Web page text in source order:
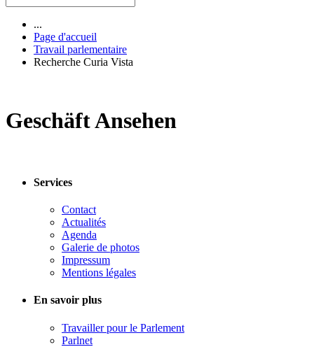
...
Page d'accueil
Travail parlementaire
Recherche Curia Vista
Geschäft Ansehen
Services
Contact
Actualités
Agenda
Galerie de photos
Impressum
Mentions légales
En savoir plus
Travailler pour le Parlement
Parlnet